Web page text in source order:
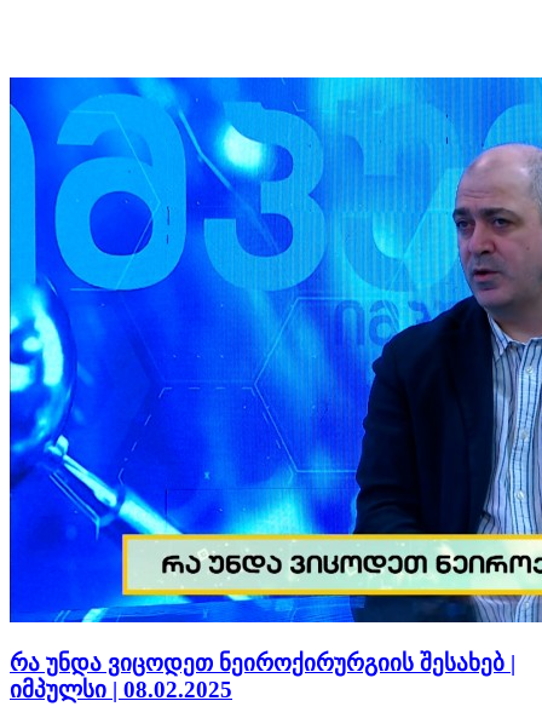
რა უნდა ვიცოდეთ ნეიროქირურგიის შესახებ |
იმპულსი | 08.02.2025